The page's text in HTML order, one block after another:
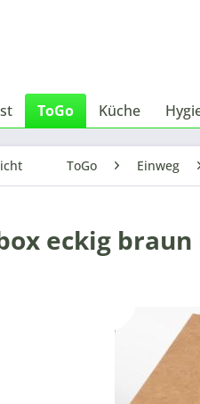
ToGo Küche
ToGo Einweg
eckig braun